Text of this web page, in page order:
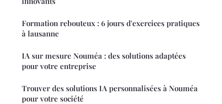
Formation rebouteux : 6 jours d'exercices pratiques
à lausanne
IA sur mesure Nouméa : des solutions adaptées
pour votre entreprise
Trouver des solutions IA personnalisées à Nouméa
pour votre société